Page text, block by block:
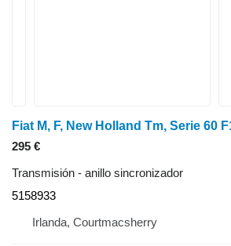
295 €
Transmisión - anillo sincronizador
5158933
Irlanda, Courtmacsherry